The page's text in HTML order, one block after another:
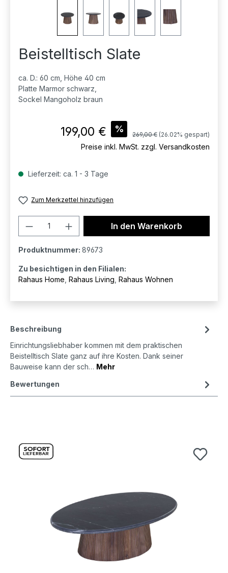
Beistelltisch Slate
ca. D.: 60 cm, Höhe 40 cm
Platte Marmor schwarz,
Sockel Mangoholz braun
Verkaufspreis:
199,00 € % Regulärer Preis:
269,00 € (26.02% gespart)
Preise inkl. MwSt. zzgl. Versandkosten
Lieferzeit: ca. 1 - 3 Tage
Zum Merkzettel hinzufügen
Produkt Anzahl: Gib den
In den Warenkorb
Produktnummer: 89673
Zu besichtigen in den Filialen:
Rahaus Home Rahaus Living Rahaus Wohnen
Beschreibung
Einrichtungsliebhaber kommen mit dem praktischen
Beistelltisch Slate ganz auf ihre Kosten. Dank seiner
Bauweise kann der sch… Mehr
Bewertungen